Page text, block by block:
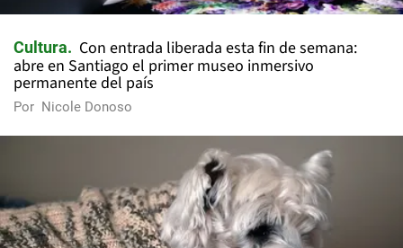
Cultura
Con entrada liberada esta fin de semana:
abre en Santiago el primer museo inmersivo
permanente del país
Por Nicole Donoso